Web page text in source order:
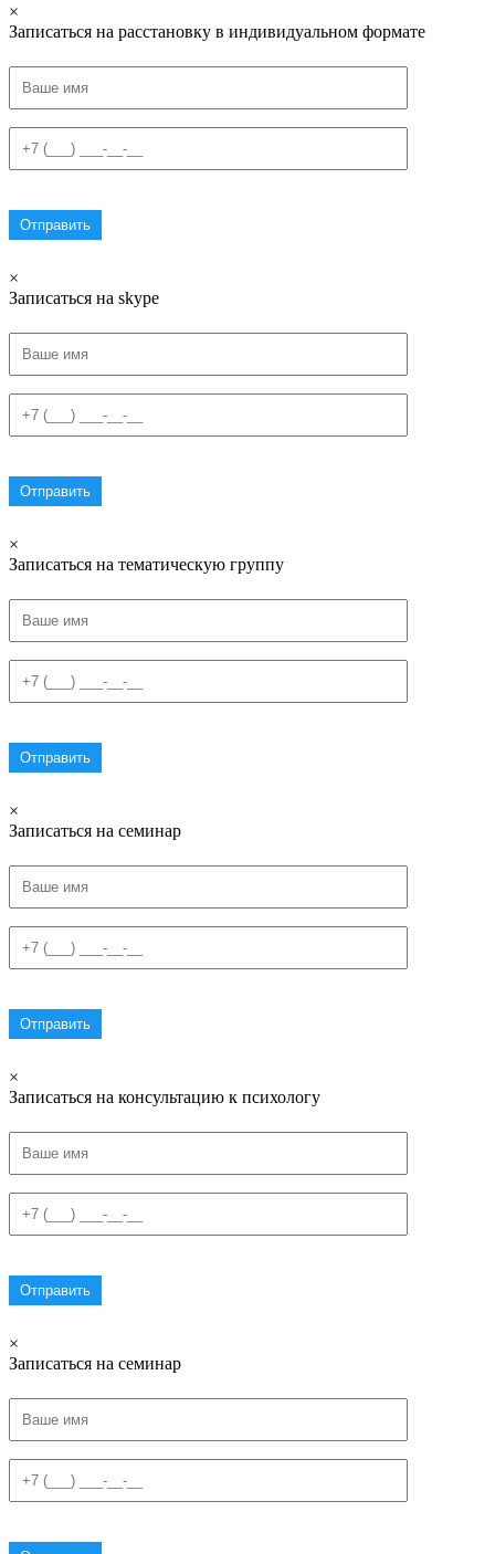
×
Записаться на расстановку в индивидуальном формате
×
Записаться на skype
×
Записаться на тематическую группу
×
Записаться на семинар
×
Записаться на консультацию к психологу
×
Записаться на семинар